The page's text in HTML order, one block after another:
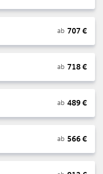
ab 707 €
ab 718€
ab 489€
ab 566€